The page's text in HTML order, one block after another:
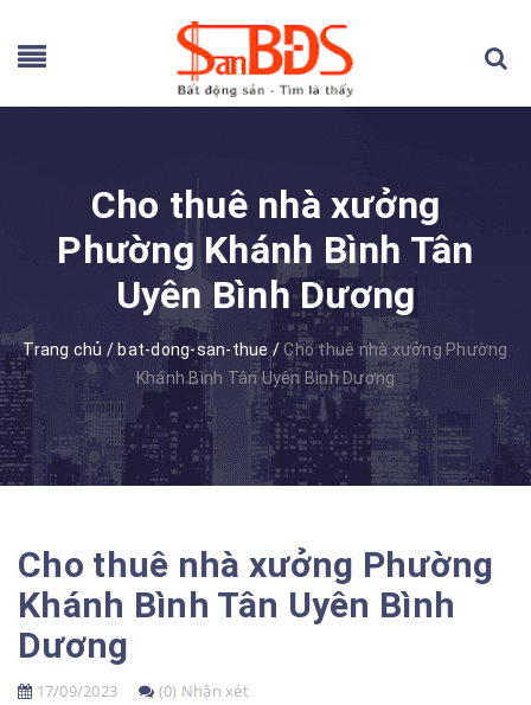
Cho thuê nhà xưởng
Phường Khánh Bình Tân
Uyên Bình Dương
Trang chủ / bat-dong-san-thue /Cho thuê nhà xưởng Phường
Khánh Bình Tân Uyên Bình Dương
Cho thuê nhà xưởng Phường
Khánh Bình Tân Uyên Bình
Dương
17/09/2023 (0) Nhận xét